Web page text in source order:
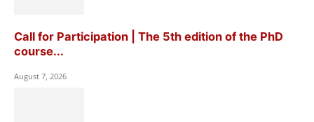
Call for Participation | The 5th edition of the PhD
course...
August 7, 2026